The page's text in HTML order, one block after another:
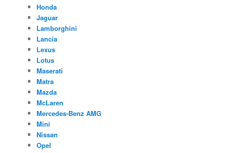
Honda
Jaguar
Lamborghini
Lancia
Lexus
Lotus
Maserati
Matra
Mazda
McLaren
Mercedes-Benz AMG
Mini
Nissan
Opel